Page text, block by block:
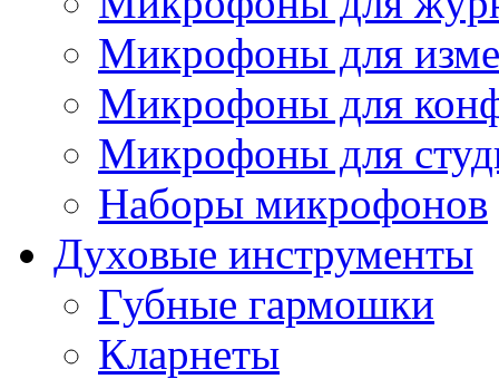
Микрофоны для
Микрофоны для
Микрофоны для
Наборы микрофонов
Духовые инструменты
Губные гармошки
Кларнеты